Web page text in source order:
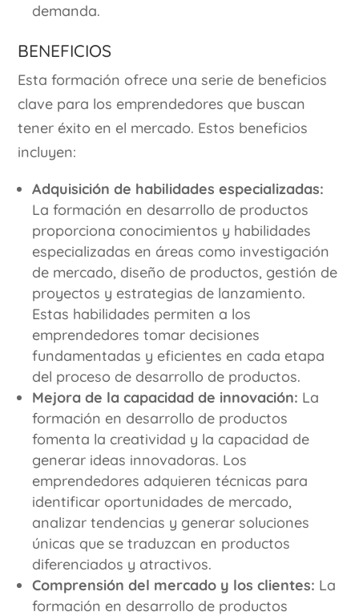
demanda.
Beneficios
Esta formación ofrece una serie de beneficios
clave para los emprendedores que buscan
tener éxito en el mercado. Estos beneficios
incluyen:
Adquisición de habilidades especializadas:
La formación en desarrollo de productos
proporciona conocimientos y habilidades
especializadas en áreas como investigación
de mercado, diseño de productos, gestión de
proyectos y estrategias de lanzamiento.
Estas habilidades permiten a los
emprendedores tomar decisiones
fundamentadas y eficientes en cada etapa
del proceso de desarrollo de productos.
Mejora de la capacidad de innovación: La
formación en desarrollo de productos
fomenta la creatividad y la capacidad de
generar ideas innovadoras. Los
emprendedores adquieren técnicas para
identificar oportunidades de mercado,
analizar tendencias y generar soluciones
únicas que se traduzcan en productos
diferenciados y atractivos.
Comprensión del mercado y los clientes: La
formación en desarrollo de productos